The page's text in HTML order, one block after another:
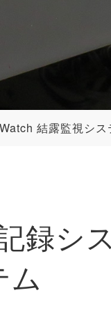
結露監視シス
録シ
ム